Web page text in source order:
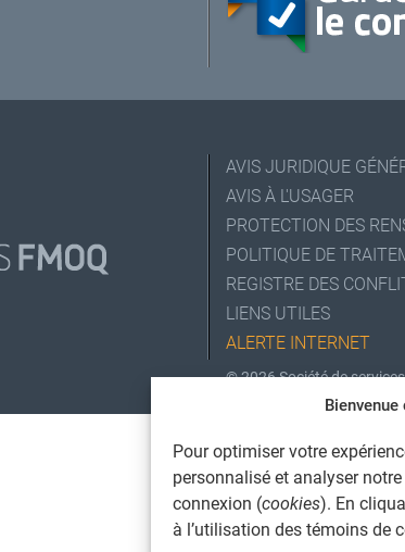
Bienvenue
Pour optimiser votre
personnalisé et analyser
connexion (cookies). En
à l’utilisation des témoins de
AVIS JURIDIQUE
AVIS À L'USAGER
PROTECTION DES
POLITIQUE DE
REGISTRE DES
LIENS UTILES
ALERTE INTERNET
© 2026 Société de
Tous droits réservés.